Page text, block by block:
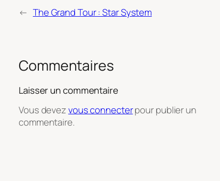
← The Grand Tour : Star System
Commentaires
Laisser un commentaire
Vous devezvous connecterpour publier un
commentaire.